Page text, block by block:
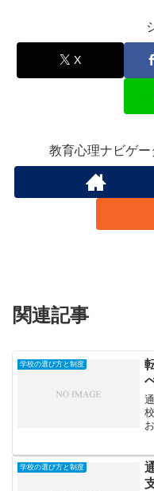
X
教育心理ナビゲ
関連記事
学校の選び方と制度
学校の選び方と制度